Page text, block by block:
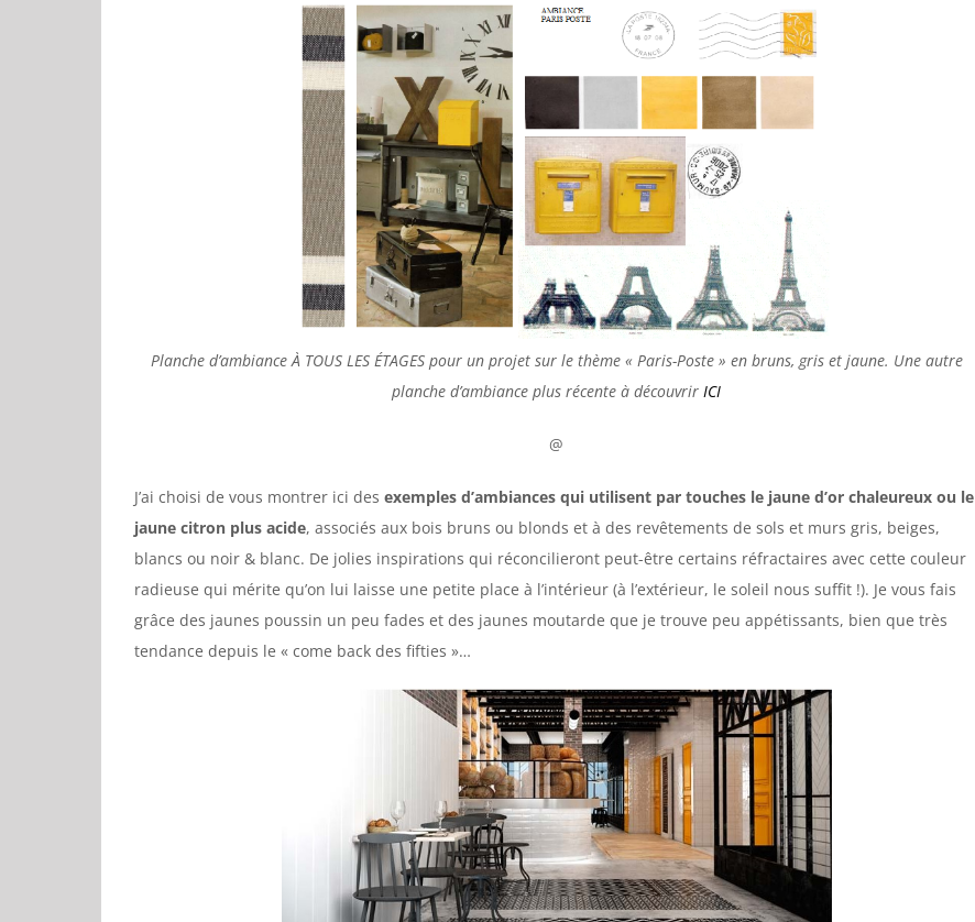
Planche d’ambiance À TOUS LES ÉTAGES pour un projet sur le thème « Paris-Poste » en bruns, gris et jaune. Une autre
planche d’ambiance plus récente à découvrir ICI
@
J’ai choisi de vous montrer ici des exemples d’ambiances qui utilisent par touches le jaune d’or chaleureux ou le
jaune citron plus acide, associés aux bois bruns ou blonds et à des revêtements de sols et murs gris, beiges,
blancs ou noir & blanc. De jolies inspirations qui réconcilieront peut-être certains réfractaires avec cette couleur
radieuse qui mérite qu’on lui laisse une petite place à l’intérieur (à l’extérieur, le soleil nous suffit !). Je vous fais
grâce des jaunes poussin un peu fades et des jaunes moutarde que je trouve peu appétissants, bien que très
tendance depuis le « come back des fifties »…